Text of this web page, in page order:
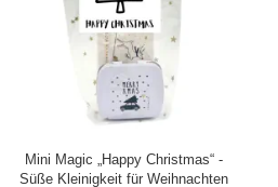
Mini Magic „Happy Christmas“ -
Süße Kleinigkeit für Weihnachten